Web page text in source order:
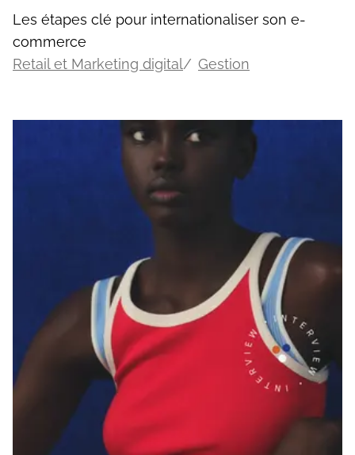
Les étapes clé pour internationaliser son e-
commerce
Retail et Marketing digital
Gestion